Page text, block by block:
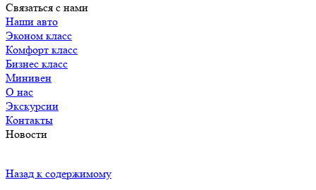
Связаться с нами
Наши авто
Эконом класс
Комфорт класс
Бизнес класс
Минивен
О нас
Экскурсии
Контакты
Новости
Назад к содержимому